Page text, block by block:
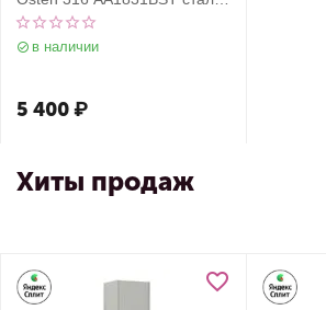
брашированная
в наличии
5 400₽
Хиты продаж